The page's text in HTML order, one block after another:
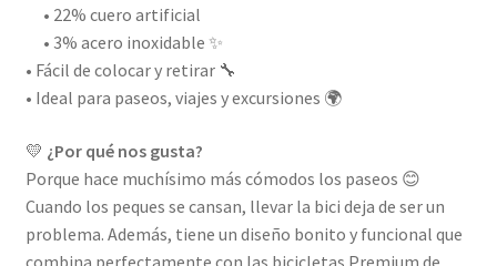
• 22% cuero artificial
• 3% acero inoxidable ✨
• Fácil de colocar y retirar 🔧
• Ideal para paseos, viajes y excursiones 🌍
💛 ¿Por qué nos gusta?
Porque hace muchísimo más cómodos los paseos 😊
Cuando los peques se cansan, llevar la bici deja de ser un
problema. Además, tiene un diseño bonito y funcional que
combina perfectamente con las bicicletas Premium de